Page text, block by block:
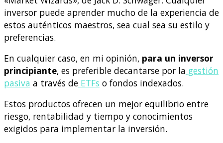
inversor puede aprender mucho de la experiencia de
estos auténticos maestros, sea cual sea su estilo y
preferencias.
En cualquier caso, en mi opinión, para un inversor
principiante, es preferible decantarse por la gestión
pasiva a través de ETFs o fondos indexados.
Estos productos ofrecen un mejor equilibrio entre
riesgo, rentabilidad y tiempo y conocimientos
exigidos para implementar la inversión.